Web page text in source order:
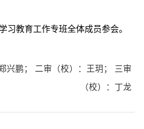
习教育工作专班全体成员参会。
兴鹏； 二审（校）：王玥； 三审
（校）：丁龙